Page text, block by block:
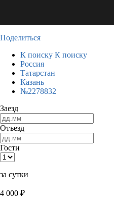
Поделиться
К поиску К поиску
Россия
Татарстан
Казань
№2278832
Заезд
Отъезд
Гости
за сутки
4 000 ₽